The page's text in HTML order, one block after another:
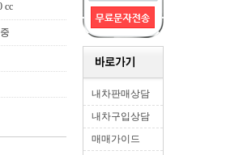
내차판매상담
내차구입상담
매매가이드
cc